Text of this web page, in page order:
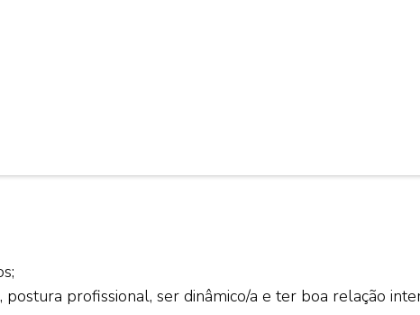
profissional, ser dinâmico/a e ter boa relação